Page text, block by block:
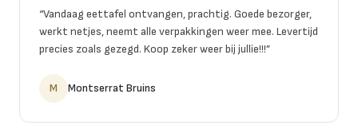
“Vandaag eettafel ontvangen, prachtig. Goede bezorger,
werkt netjes, neemt alle verpakkingen weer mee. Levertijd
precies zoals gezegd. Koop zeker weer bij jullie!!!”
M Montserrat Bruins